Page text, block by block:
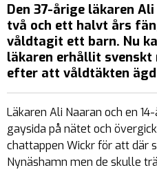
Den 37-årige läkaren
två och ett halvt års
våldtagit ett barn. Nu
läkaren erhållit
efter att våldtäkten
Läkaren Ali Naaran och en
gaysida på nätet och
chattappen Wickr för att där
Nynäshamn men de skulle